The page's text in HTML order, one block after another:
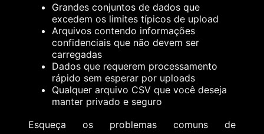
Grandes conjuntos de dados que
excedem os limites típicos de upload
Arquivos contendo informações
confidenciais que não devem ser
carregadas
Dados que requerem processamento
rápido sem esperar por uploads
Qualquer arquivo CSV que você deseja
manter privado e seguro
Esqueça os problemas comuns de